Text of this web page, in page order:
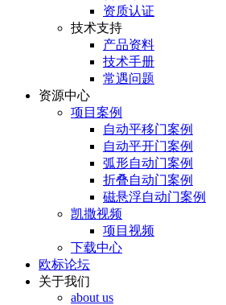
资质认证
技术支持
产品资料
技术手册
常遇问题
资源中心
项目案例
自动平移门案例
自动平开门案例
弧形自动门案例
折叠自动门案例
磁悬浮自动门案例
凯撒视频
项目视频
下载中心
欧标论坛
关于我们
about us